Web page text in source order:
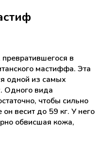
в
мастиффа. Эта
одной из самых
Одного вида
чтобы сильно
он весит до 59 кг. У него
обвисшая кожа,